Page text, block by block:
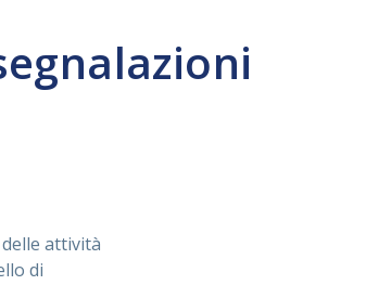
attività
di